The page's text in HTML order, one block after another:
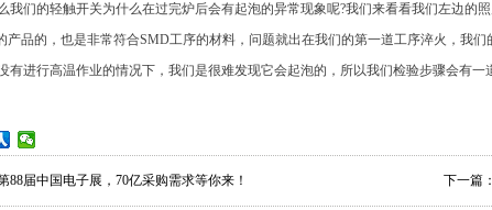
们的轻触开关为什么在过完炉后会有起泡的异常现象呢?我们来看看我们左边的
产品的，也是非常符合SMD工序的材料，问题就出在我们的第一道工序淬火，我
有进行高温作业的情况下，我们是很难发现它会起泡的，所以我们检验步骤会有一
88届中国电子展，70亿采购需求等你来！ 下一篇：